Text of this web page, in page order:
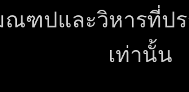
ณฑปและวิหารที่ปร
เท่านั้น